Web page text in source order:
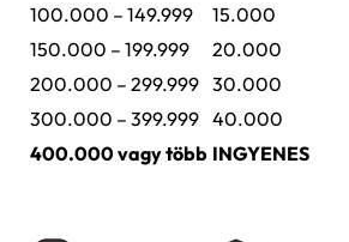
100.000 – 149.999
15.000
150.000 – 199.999
20.000
200.000 – 299.999 30.000
300.000 – 399.999 40.000
400.000 vagy több INGYENES